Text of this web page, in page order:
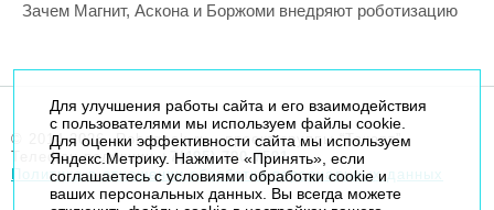
Зачем Магнит, Аскона и Боржоми внедряют роботизацию
© 2014-2026. Robogeek.ru - проект группы “Текарт”.
Телефон редакции+7(495) 790-7591
Политика в отношении обработки персональных данных
Для улучшения работы сайта и его взаимодействия
с пользователями мы используем файлы cookie.
Для оценки эффективности сайта мы используем
Яндекс.Метрику. Нажмите «Принять», если
соглашаетесь с условиями обработки cookie и
ваших персональных данных. Вы всегда можете